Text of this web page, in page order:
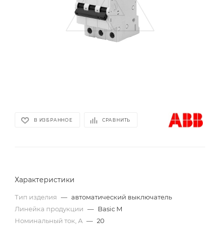
В ИЗБРАННОЕ СРАВНИТЬ
Характеристики
Тип изделия — автоматический выключатель
Линейка продукции — Basic M
Номинальный ток, A — 20